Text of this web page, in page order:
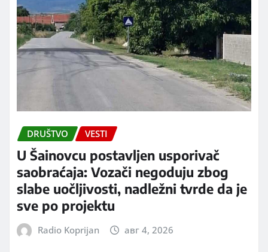
DRUŠTVO VESTI
U Šainovcu postavljen usporivač
saobraćaja: Vozači negoduju zbog
slabe uočljivosti, nadležni tvrde da je
sve po projektu
Radio Koprijan авг 4, 2026